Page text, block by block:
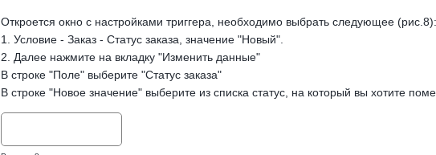
Откроется окно с настройками триггера, необходимо выбрать следующее (рис.8):
1. Условие - Заказ - Статус заказа, значение "Новый".
2. Далее нажмите на вкладку "Изменить данные"
В строке "Поле" выберите "Статус заказа"
В строке "Новое значение" выберите из списка статус, на который вы хотите